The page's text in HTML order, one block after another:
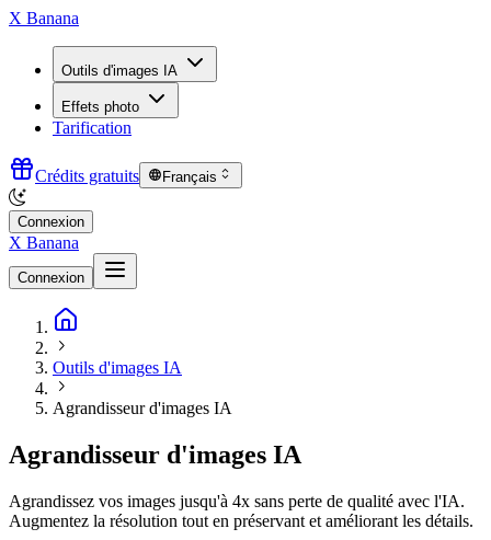
X Banana
Outils d'images IA
Effets photo
Tarification
Crédits gratuits Français
Connexion
X Banana
Connexion
Outils d'images IA
Agrandisseur d'images IA
Agrandisseur d'images IA
Agrandissez vos images jusqu'à 4x sans perte de qualité avec l'IA.
Augmentez la résolution tout en préservant et améliorant les détails.